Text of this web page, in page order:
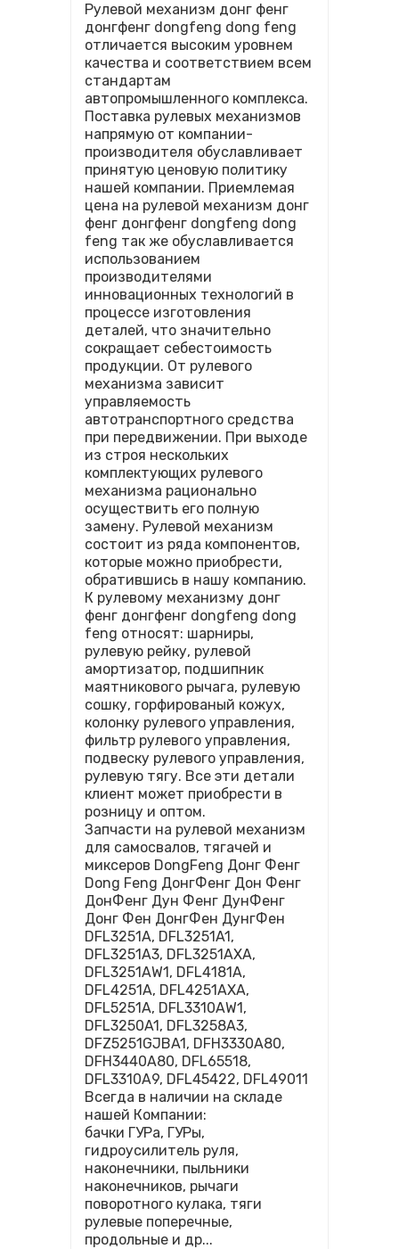
Рулевой механизм донг фенг
донгфенг dongfeng dong feng
отличается высоким уровнем
качества и соответствием всем
стандартам
автопромышленного комплекса.
Поставка рулевых механизмов
напрямую от компании-
производителя обуславливает
принятую ценовую политику
нашей компании. Приемлемая
цена на рулевой механизм донг
фенг донгфенг dongfeng dong
feng так же обуславливается
использованием
производителями
инновационных технологий в
процессе изготовления
деталей, что значительно
сокращает себестоимость
продукции. От рулевого
механизма зависит
управляемость
автотранспортного средства
при передвижении. При выходе
из строя нескольких
комплектующих рулевого
механизма рационально
осуществить его полную
замену. Рулевой механизм
состоит из ряда компонентов,
которые можно приобрести,
обратившись в нашу компанию.
К рулевому механизму донг
фенг донгфенг dongfeng dong
feng относят: шарниры,
рулевую рейку, рулевой
амортизатор, подшипник
маятникового рычага, рулевую
сошку, горфированый кожух,
колонку рулевого управления,
фильтр рулевого управления,
подвеску рулевого управления,
рулевую тягу. Все эти детали
клиент может приобрести в
розницу и оптом.
Запчасти на рулевой механизм
для самосвалов, тягачей и
миксеров DongFeng Донг Фенг
Dong Feng ДонгФенг Дон Фенг
ДонФенг Дун Фенг ДунФенг
Донг Фен ДонгФен ДунгФен
DFL3251A, DFL3251A1,
DFL3251A3, DFL3251AXA,
DFL3251AW1, DFL4181A,
DFL4251A, DFL4251AXA,
DFL5251A, DFL3310AW1,
DFL3250A1, DFL3258A3,
DFZ5251GJBA1, DFH3330A80,
DFH3440A80, DFL65518,
DFL3310A9, DFL45422, DFL49011
Всегда в наличии на складе
нашей Компании:
бачки ГУРа, ГУРы,
гидроусилитель руля,
наконечники, пыльники
наконечников, рычаги
поворотного кулака, тяги
рулевые поперечные,
продольные и др...